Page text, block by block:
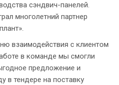
сэндвич-панелей.
многолетний партнер
взаимодействия с клиентом
в команде мы смогли
предложение и
в тендере на поставку